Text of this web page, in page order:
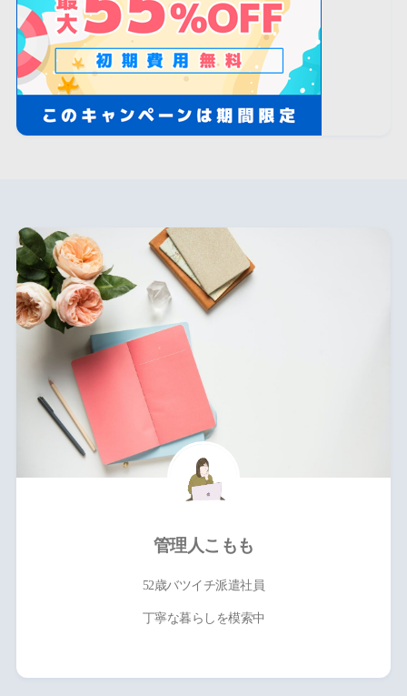
管理人こもも
52歳バツイチ派遣社員
丁寧な暮らしを模索中